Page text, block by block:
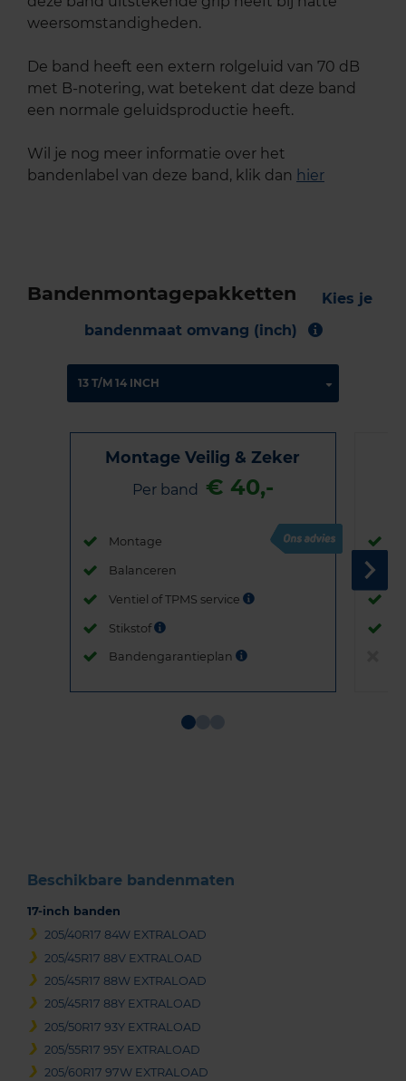
weersomstandigheden.
De band heeft een extern rolgeluid van 70 dB
met B-notering, wat betekent dat deze band
een normale geluidsproductie heeft.
Wil je nog meer informatie over het
bandenlabel van deze band, klik dan hier
Bandenmontagepakketten
Kies je
bandenmaat omvang (inch)
Montage Veilig & Zeker
Per band € 40,-
Montage
Balanceren
Ventiel of TPMS service
Stikstof
Bandengarantieplan
Beschikbare bandenmaten
17-inch banden
205/40R17 84W EXTRALOAD
205/45R17 88V EXTRALOAD
205/45R17 88W EXTRALOAD
205/45R17 88Y EXTRALOAD
205/50R17 93Y EXTRALOAD
205/55R17 95Y EXTRALOAD
205/60R17 97W EXTRALOAD